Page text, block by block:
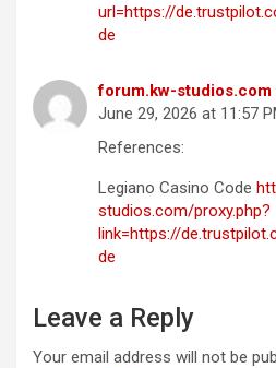
url=https://
de
forum.kw-studios.com
June 29, 2026 at 11:57
References:
Legiano Casino Code
studios.com/proxy.php?
link=https://
de
Leave a Reply
Your email address will not be